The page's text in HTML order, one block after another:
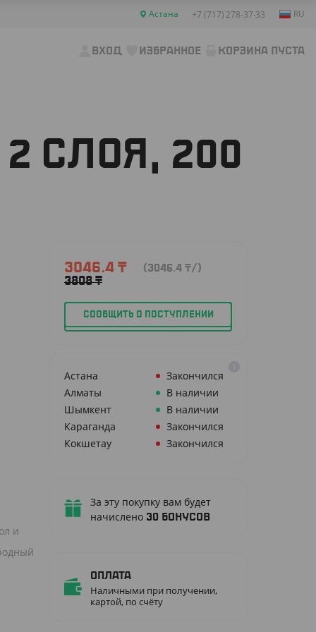
Астана +7 (717) 278-37-33 RU
ВХОД ИЗБРАННОЕ КОРЗИНА ПУСТА
СЛОЯ, 200
3046.4 ₸
3808₸
(3046.4 ₸/)
СООБЩИТЬ О ПОСТУПЛЕНИИ
Астана
Закончился
Алматы
В наличии
Шымкент
В наличии
Караганда
Закончился
Кокшетау
Закончился
За эту покупку вам будет
начислено 30 бонусов
Оплата
Наличными при получении,
картой, по счёту
и